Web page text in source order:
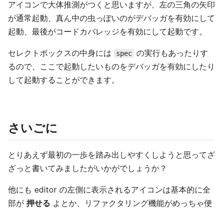
アイコンで大体推測がつくと思いますが、左の三角の矢印
が通常起動、真ん中の虫っぽいのがデバッガを有効にして
起動、最後がコードカバレッジを有効にして起動です。
セレクトボックスの中身には spec の実行もあったりす
るので、ここで起動したいものをデバッガを有効にしたり
して起動することができます。
さいごに
とりあえず最初の一歩を踏み出しやすくしようと思ってざ
ざっと書いてみましたがいかがでしょうか？
他にも editor の左側に表示されるアイコンは基本的に全
部が 押せる よとか、リファクタリング機能がめっちゃ便